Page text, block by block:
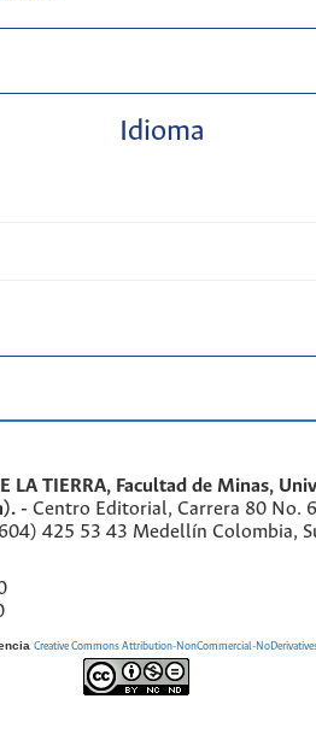
Idioma
LA TIERRA, Facultad de Minas,
- Centro Editorial, Carrera 80 No.
425 53 43 Medellín Colombia,
Creative Commons Attribution-NonCommercial-